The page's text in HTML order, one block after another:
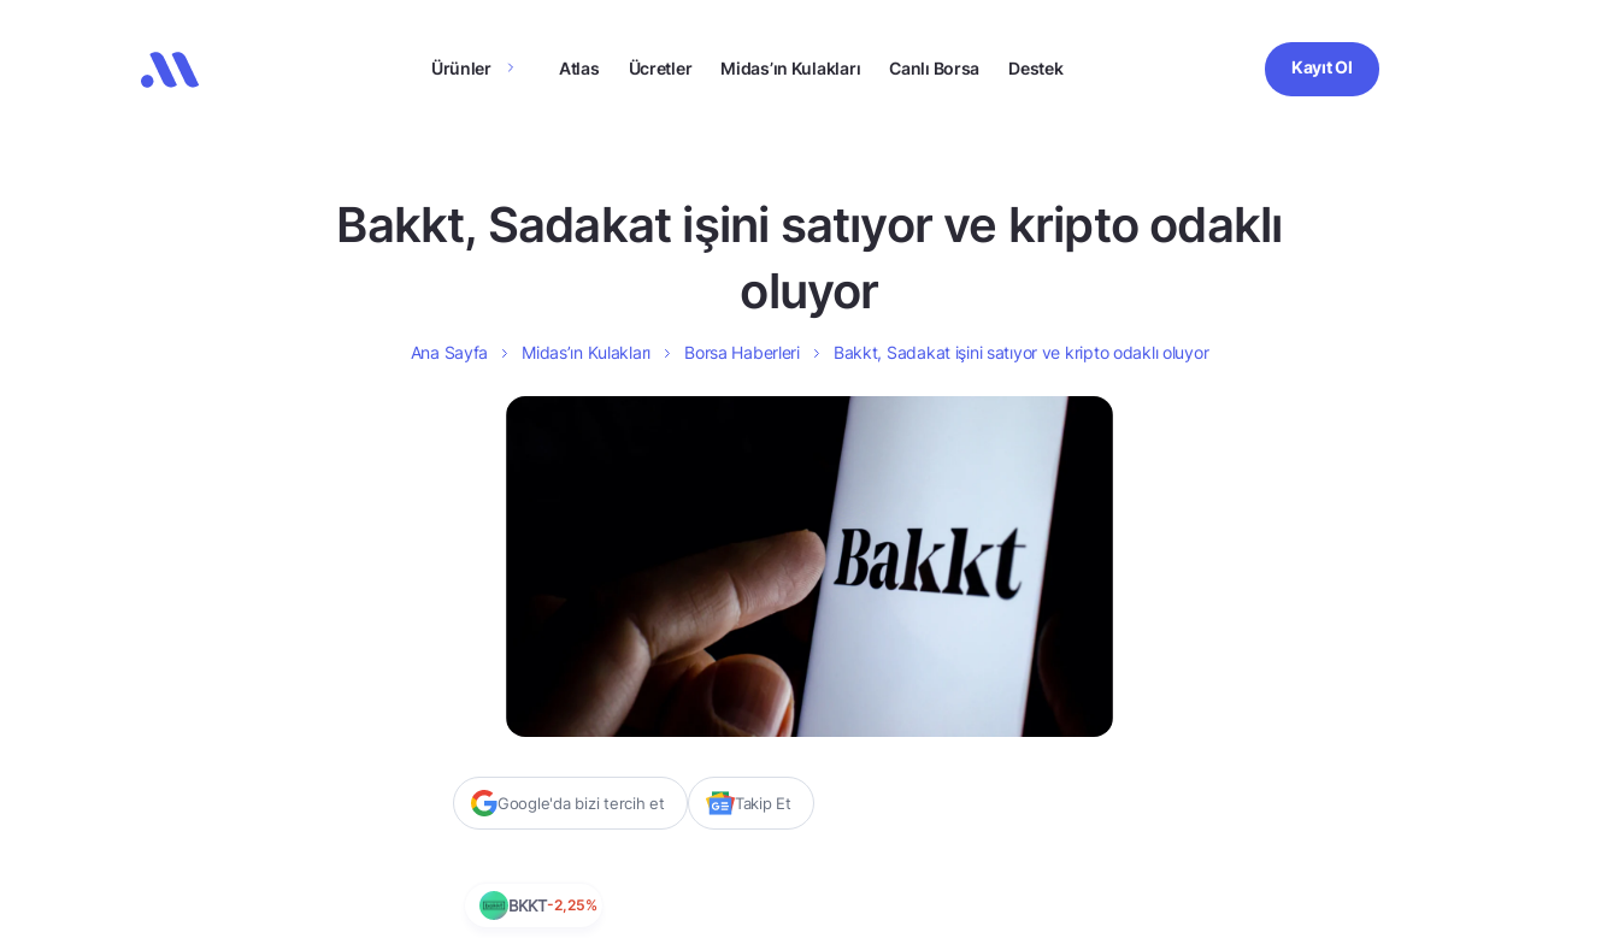
Ürünler Atlas Ücretler Midas’ın Kulakları Canlı Borsa Destek Kayıt Ol
Bakkt, Sadakat işini satıyor ve kripto odaklı
oluyor
Ana Sayfa Midas’ın Kulakları Borsa Haberleri Bakkt, Sadakat işini satıyor ve kripto odaklı oluyor
Google'da bizi tercih et Takip Et
BKKT-2,25%